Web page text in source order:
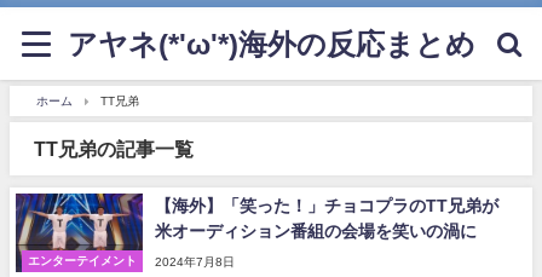
アヤネ(*'ω'*)海外の反応まとめ
ホーム TT兄弟
TT兄弟の記事一覧
エンターテイメント
【海外】「笑った！」チョコプラのTT兄弟が
米オーディション番組の会場を笑いの渦に
2024年7月8日